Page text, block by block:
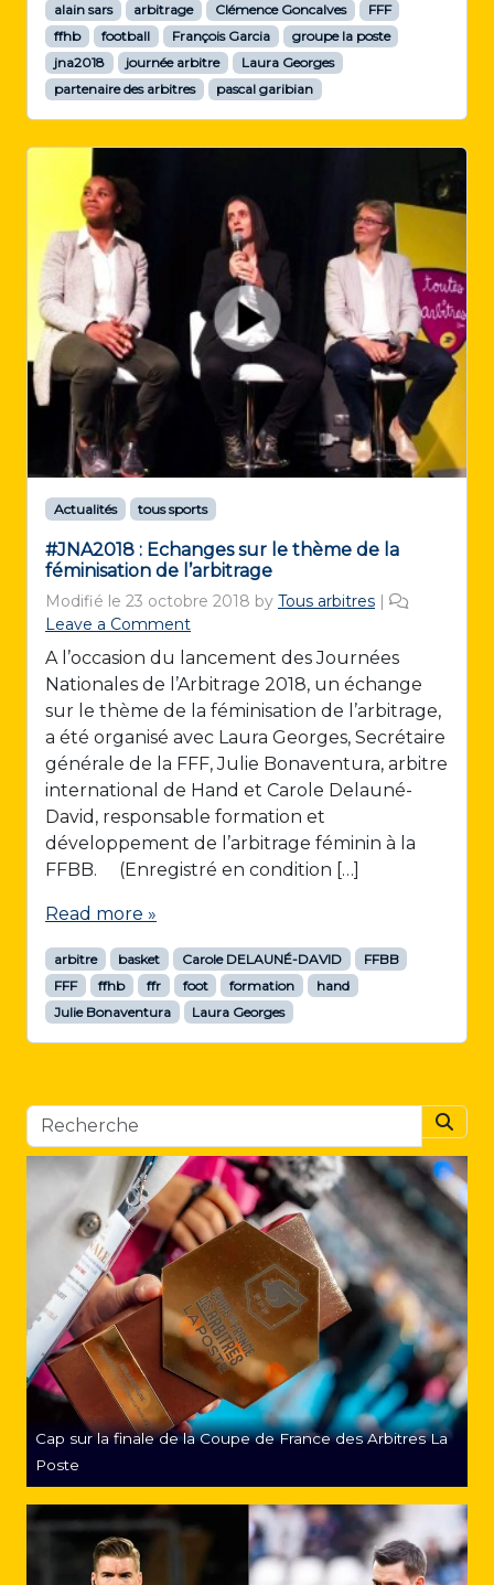
alain sars arbitrage Clémence Goncalves
FFF
ffhb
football François Garcia
groupe la poste
jna2018
journée arbitre
Laura Georges
partenaire des arbitres
pascal garibian
Actualités tous sports
#JNA2018 : Echanges sur le thème de la
féminisation de l’arbitrage
Modifié le 23 octobre 2018 by Tous arbitres |
Leave a Comment
A l’occasion du lancement des Journées
Nationales de l’Arbitrage 2018, un échange
sur le thème de la féminisation de l’arbitrage,
a été organisé avec Laura Georges, Secrétaire
générale de la FFF, Julie Bonaventura, arbitre
international de Hand et Carole Delauné-
David, responsable formation et
développement de l’arbitrage féminin à la
FFBB. (Enregistré en condition […]
Read more »
arbitre basket Carole DELAUNÉ-DAVID
FFBB
FFF
ffhb ffr foot formation
hand
Julie Bonaventura
Laura Georges
Cap sur la finale de la Coupe de France des Arbitres La
Poste